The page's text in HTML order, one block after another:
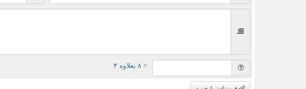
= ۸ بعلاوه ۴